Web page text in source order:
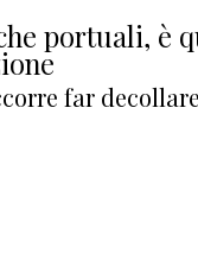
portuali, è
far